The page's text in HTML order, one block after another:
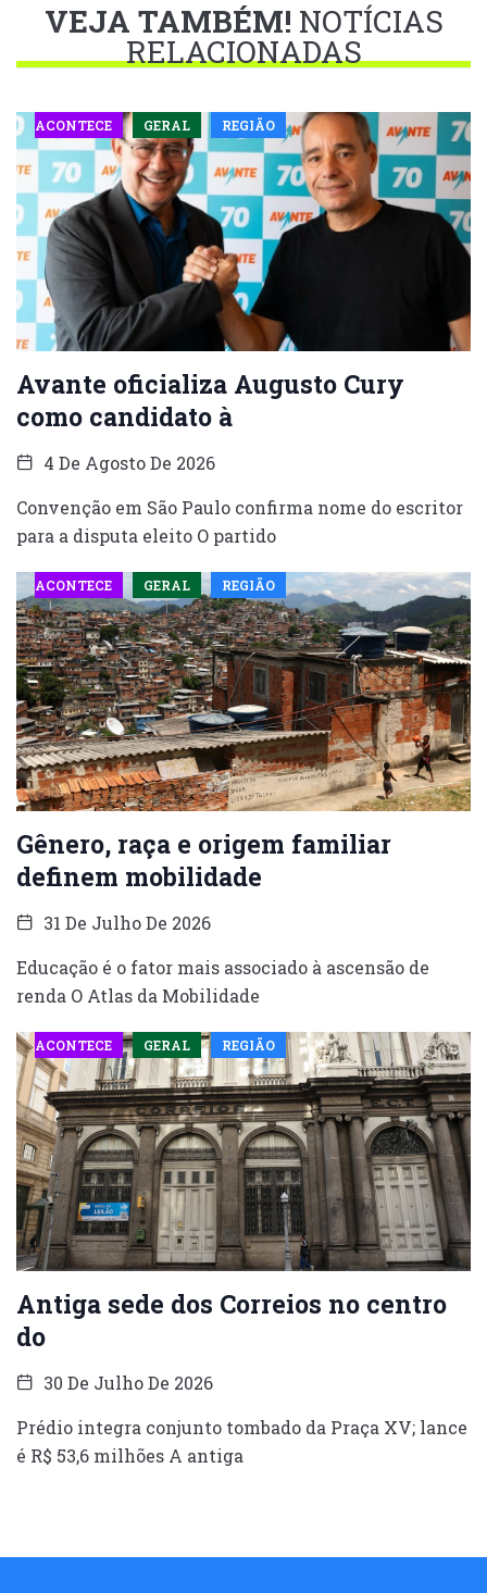
VEJA TAMBÉM! NOTÍCIAS
RELACIONADAS
ACONTECE GERAL REGIÃO
Avante oficializa Augusto Cury
como candidato à
4 De Agosto De 2026
Convenção em São Paulo confirma nome do escritor
para a disputa eleito O partido
ACONTECE GERAL REGIÃO
Gênero, raça e origem familiar
definem mobilidade
31 De Julho De 2026
Educação é o fator mais associado à ascensão de
renda O Atlas da Mobilidade
ACONTECE GERAL REGIÃO
Antiga sede dos Correios no centro
do
30 De Julho De 2026
Prédio integra conjunto tombado da Praça XV; lance
é R$ 53,6 milhões A antiga